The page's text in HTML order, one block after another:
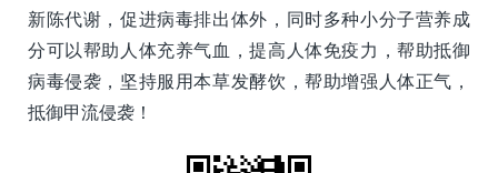
新陈代谢，促进病毒排出体外，同时多种小分子营养成
分可以帮助人体充养气血，提高人体免疫力，帮助抵御
病毒侵袭，坚持服用本草发酵饮，帮助增强人体正气，
抵御甲流侵袭！